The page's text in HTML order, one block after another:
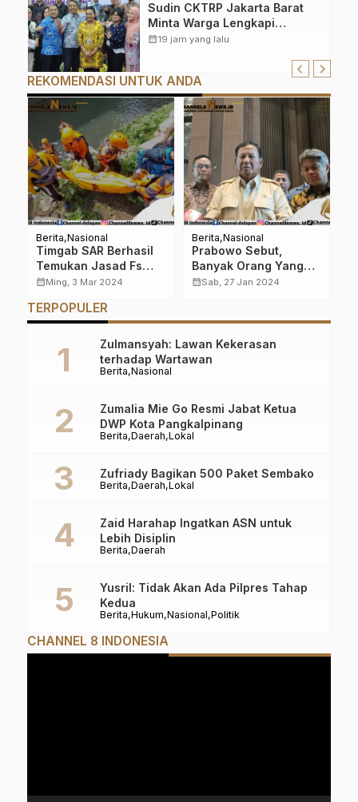
Sudin CKTRP Jakarta Barat
Minta Warga Lengkapi
Persyaratan PBG
calendar_month19 jam yang lalu
REKOMENDASI UNTUK ANDA
Berita Nasional
Timgab SAR Berhasil
Temukan Jasad Fs
dan Ap Sejauh 1 Km
calendar_monthMing, 3 Mar 2024
Berita Nasional
Prabowo Sebut,
Banyak Orang Yang
Marah Saat Prabowo
calendar_monthSab, 27 Jan 2024
TERPOPULER
Berita Nasional
Zulmansyah: Lawan Kekerasan
terhadap Wartawan
Berita Daerah Lokal
Zumalia Mie Go Resmi Jabat Ketua
DWP Kota Pangkalpinang
Berita Daerah Lokal
Zufriady Bagikan 500 Paket Sembako
Berita Daerah
Zaid Harahap Ingatkan ASN untuk
Lebih Disiplin
Berita Hukum Nasional Politik
Yusril: Tidak Akan Ada Pilpres Tahap
Kedua
CHANNEL 8 INDONESIA